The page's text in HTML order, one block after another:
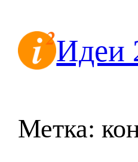
содержимомуИдеи
Метка: